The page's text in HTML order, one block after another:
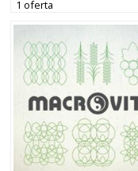
1 oferta